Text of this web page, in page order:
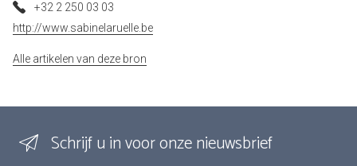
+32 2 250 03 03
http://www.sabinelaruelle.be
Alle artikelen van deze bron
Schrijf u in voor onze nieuwsbrief